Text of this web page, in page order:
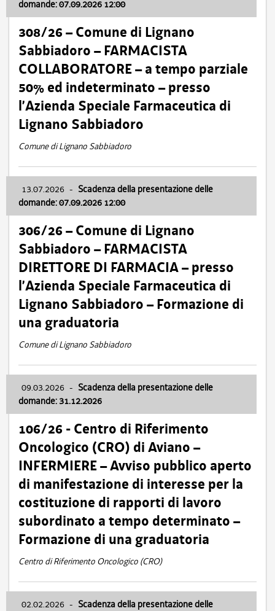
domande: 07.09.2026 12:00
308/26 – Comune di Lignano
Sabbiadoro – FARMACISTA
COLLABORATORE – a tempo parziale
50% ed indeterminato – presso
l’Azienda Speciale Farmaceutica di
Lignano Sabbiadoro
Comune di Lignano Sabbiadoro
13.07.2026 - Scadenza della presentazione delle
domande: 07.09.2026 12:00
306/26 – Comune di Lignano
Sabbiadoro – FARMACISTA
DIRETTORE DI FARMACIA – presso
l’Azienda Speciale Farmaceutica di
Lignano Sabbiadoro – Formazione di
una graduatoria
Comune di Lignano Sabbiadoro
09.03.2026 - Scadenza della presentazione delle
domande: 31.12.2026
106/26 - Centro di Riferimento
Oncologico (CRO) di Aviano –
INFERMIERE – Avviso pubblico aperto
di manifestazione di interesse per la
costituzione di rapporti di lavoro
subordinato a tempo determinato –
Formazione di una graduatoria
Centro di Riferimento Oncologico (CRO)
02.02.2026 - Scadenza della presentazione delle